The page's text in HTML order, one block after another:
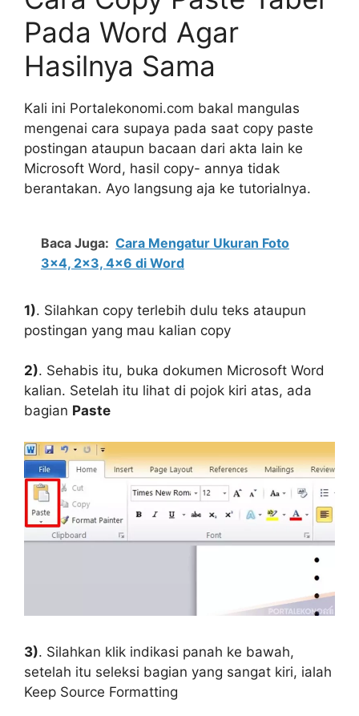
Pada Word Agar
Hasilnya Sama
Kali ini Portalekonomi.com bakal mangulas
mengenai cara supaya pada saat copy paste
postingan ataupun bacaan dari akta lain ke
Microsoft Word, hasil copy- annya tidak
berantakan. Ayo langsung aja ke tutorialnya.
Baca Juga: Cara Mengatur Ukuran Foto
3x4, 2x3, 4x6 di Word
1). Silahkan copy terlebih dulu teks ataupun
postingan yang mau kalian copy
2). Sehabis itu, buka dokumen Microsoft Word
kalian. Setelah itu lihat di pojok kiri atas, ada
bagian Paste
3). Silahkan klik indikasi panah ke bawah,
setelah itu seleksi bagian yang sangat kiri, ialah
Keep Source Formatting